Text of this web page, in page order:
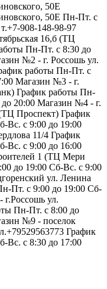
50Е
50Е Пн-Пт. с
908-148-98-97
16,б (ТЦ
Пн-Пт. с 8:30 до
№2 - г. Россошь ул.
работы Пн-Пт. с
Магазин №3 - г.
График работы Пн-
20:00 Магазин №4 - г.
Проспект) График
Вс. с 9:00 до 19:00
11/4 График
Вс. с 9:00 до 16:00
1 (ТЦ Мери
до 19:00 Сб-Вс. с 9:00
ул. Ленина
Пт. с 9:00 до 19:00 Сб-
ул.
Пн-Пт. с 8:00 до
№9 - поселок
График
Вс. с 8:30 до 17:00